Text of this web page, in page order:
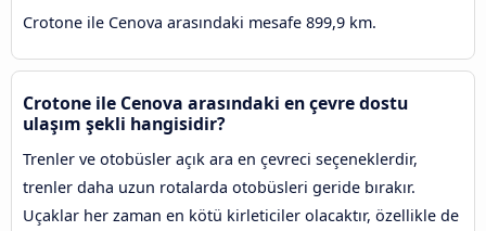
Crotone ile Cenova arasındaki mesafe 899,9 km.
Crotone ile Cenova arasındaki en çevre dostu
ulaşım şekli hangisidir?
Trenler ve otobüsler açık ara en çevreci seçeneklerdir,
trenler daha uzun rotalarda otobüsleri geride bırakır.
Uçaklar her zaman en kötü kirleticiler olacaktır, özellikle de